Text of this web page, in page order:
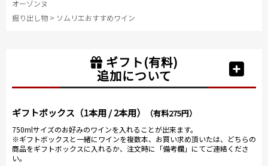
オーゾンヌ
掘り出し物 > ソムリエおすすめワイン
ギフト(有料)
追加について
ギフトボックス（1本用 / 2本用） （有料275円）
750mlサイズのお好みのワインを入れることが出来ます。
※ギフトボックスと一緒にワインを複数本、お買い求め頂いたは、どちらの
商品をギフトボックスに入れるか、注文時に「備考欄」にてご連絡くださ
い。